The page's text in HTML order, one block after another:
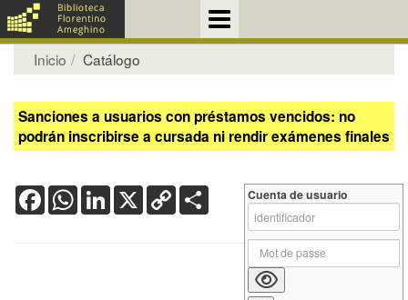
Inicio Catálogo
Sanciones a usuarios con préstamos vencidos: no
podrán inscribirse a cursada ni rendir exámenes finales
FacebookWhatsApp
LinkedIn
X Copy
Link
Cuenta de usuario